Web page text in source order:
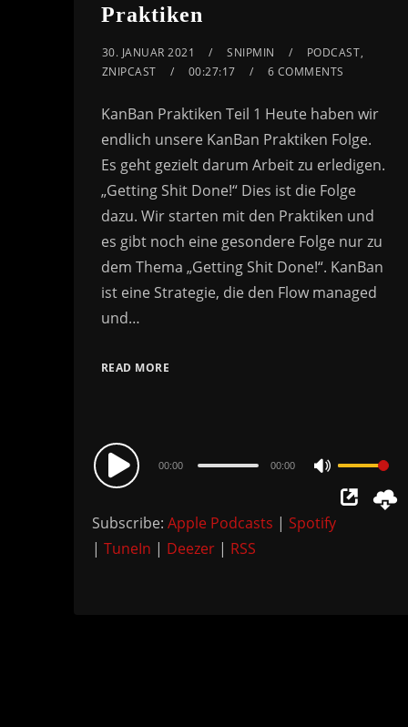
Praktiken
30. JANUAR 2021 SNIPMIN PODCAST,
ZNIPCAST
00:27:17 6 COMMENTS
KanBan Praktiken Teil 1 Heute haben wir
endlich unsere KanBan Praktiken Folge.
Es geht gezielt darum Arbeit zu erledigen.
„Getting Shit Done!“ Dies ist die Folge
dazu. Wir starten mit den Praktiken und
es gibt noch eine gesondere Folge nur zu
dem Thema „Getting Shit Done!“. KanBan
ist eine Strategie, die den Flow managed
und…
READ MORE
Audio
Player
00:00 00:00
Up/Down
Subscribe: Apple Podcasts | Spotify
| TuneIn | Deezer| RSS